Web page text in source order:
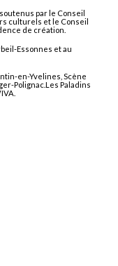
par le Conseil
culturels et le Conseil
de création.
Essonnes et au
en-Yvelines, Scène
Polignac.Les Paladins